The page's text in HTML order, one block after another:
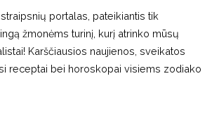
portalas, pateikiantis tik
žmonėms turinį, kurį atrinko mūsų
Karščiausios naujienos, sveikatos
receptai bei horoskopai visiems zodiako